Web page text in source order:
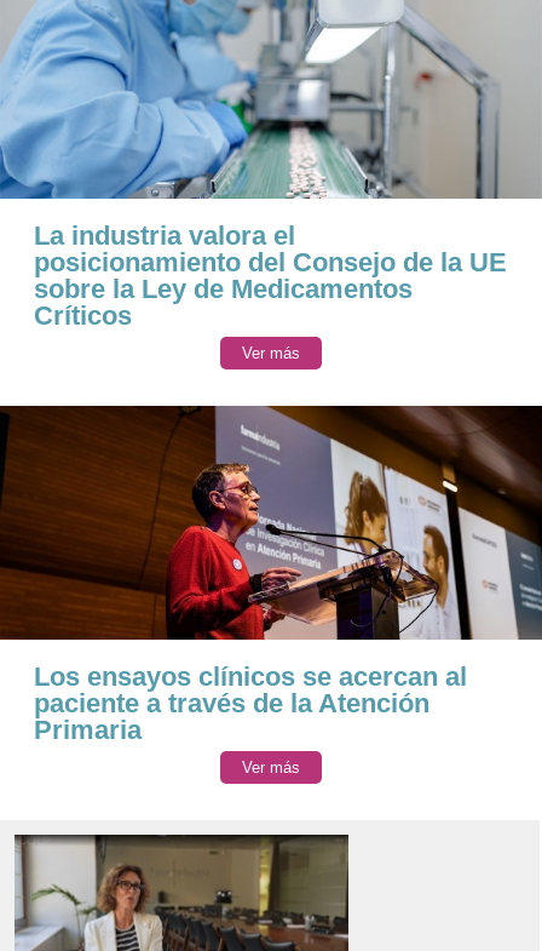
La industria valora el
posicionamiento del Consejo de la UE
sobre la Ley de Medicamentos
Críticos
Ver más
Los ensayos clínicos se acercan al
paciente a través de la Atención
Primaria
Ver más